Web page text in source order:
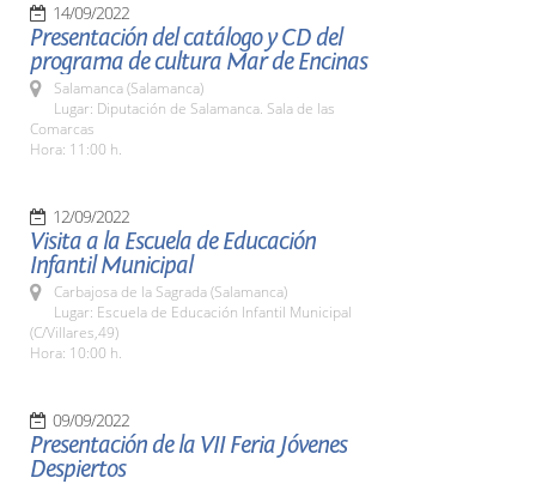
14/09/2022
Presentación del catálogo y CD del
programa de cultura Mar de Encinas
Salamanca (Salamanca)
Lugar: Diputación de Salamanca. Sala de las
Comarcas
Hora: 11:00 h.
12/09/2022
Visita a la Escuela de Educación
Infantil Municipal
Carbajosa de la Sagrada (Salamanca)
Lugar: Escuela de Educación Infantil Municipal
(C/Villares,49)
Hora: 10:00 h.
09/09/2022
Presentación de la VII Feria Jóvenes
Despiertos